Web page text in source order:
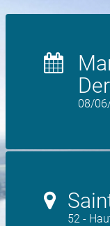
Der
08/
52 -